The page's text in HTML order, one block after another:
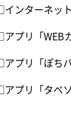
□インターネッ
□アプリ「WEB
□アプリ「ぽちパ
□アプリ「タベソ